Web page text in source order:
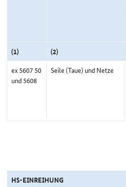
(1)
(2)
ex 5607 50
und 5608
Seile (Taue) und Netze
HS-EINREIHUNG